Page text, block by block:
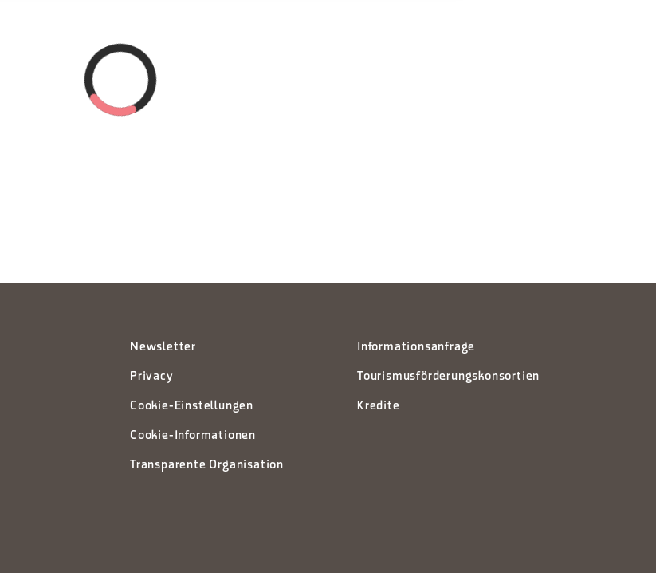
Newsletter
Privacy
Cookie-Einstellungen
Cookie-Informationen
Transparente Organisation
Informationsanfrage
Tourismusförderungskonsortien
Kredite